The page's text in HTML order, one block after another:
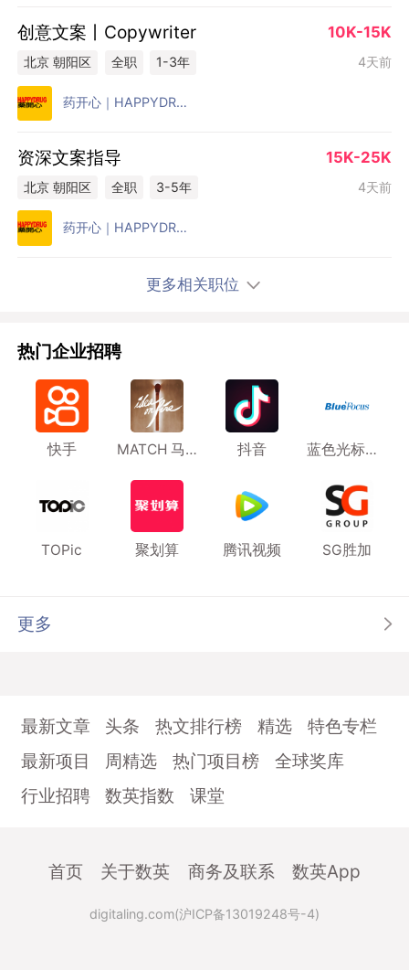
创意文案丨Copywriter 10K-15K
北京 朝阳区 全职 1-3年 4天前
药开心｜HAPPYDRUG
资深文案指导 15K-25K
北京 朝阳区 全职 3-5年 4天前
药开心｜HAPPYDRUG
更多相关职位
热门企业招聘
快手 MATCH 马马也 上海 抖音 蓝色光标传播集团
TOPic 聚划算 腾讯视频 SG胜加
更多
最新文章 头条 热文排行榜 精选
特色专栏
最新项目
周精选 热门项目榜
全球奖库
行业招聘
数英指数 课堂
首页 关于数英 商务及联系 数英App
digitaling.com(沪ICP备13019248号-4)